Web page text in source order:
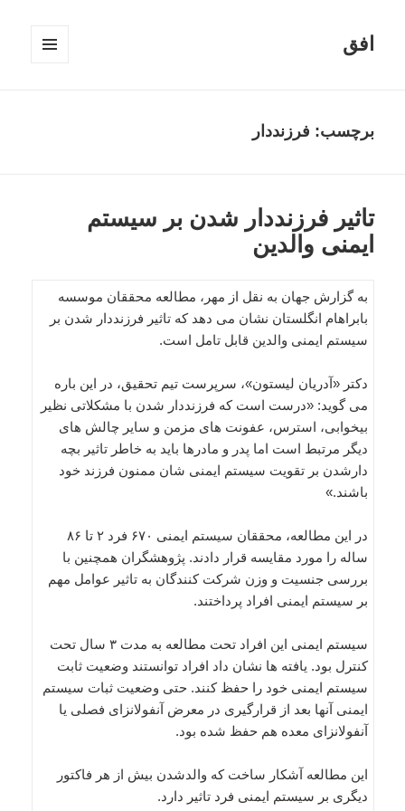
افق
برچسب: فرزنددار
تاثیر فرزنددار شدن بر سیستم
ایمنی والدین
به گزارش جهان به نقل از مهر، مطالعه محققان موسسه
بابراهام انگلستان نشان می دهد که تاثیر فرزنددار شدن بر
سیستم ایمنی والدین قابل تامل است.
دکتر «آدریان لیستون»، سرپرست تیم تحقیق، در این باره
می گوید: «درست است که فرزنددار شدن با مشکلاتی نظیر
بیخوابی، استرس، عفونت های مزمن و سایر چالش های
دیگر مرتبط است اما پدر و مادرها باید به خاطر تاثیر بچه
دارشدن بر تقویت سیستم ایمنی شان ممنون فرزند خود
باشند.»
در این مطالعه، محققان سیستم ایمنی ۶۷۰ فرد ۲ تا ۸۶
ساله را مورد مقایسه قرار دادند. پژوهشگران همچنین با
بررسی جنسیت و وزن شرکت کنندگان به تاثیر عوامل مهم
بر سیستم ایمنی افراد پرداختند.
سیستم ایمنی این افراد تحت مطالعه به مدت ۳ سال تحت
کنترل بود. یافته ها نشان داد افراد توانستند وضعیت ثابت
سیستم ایمنی خود را حفظ کنند. حتی وضعیت ثبات سیستم
ایمنی آنها بعد از قرارگیری در معرض آنفولانزای فصلی یا
آنفولانزای معده هم حفظ شده بود.
این مطالعه آشکار ساخت که والدشدن بیش از هر فاکتور
دیگری بر سیستم ایمنی فرد تاثیر دارد.